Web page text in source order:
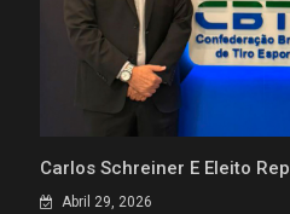
Carlos Schreiner É Eleito Rep
Abril 29, 2026